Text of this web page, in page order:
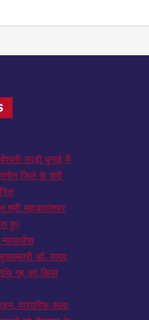
साड़ी बुनाई में
जिले के श्री
श्री महाकालेश्‍वर
हुए
डॉ. यादव
गृह का किया
पारंपरिक कला